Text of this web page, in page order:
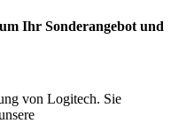
Ihr Sonderangebot und
von Logitech. Sie